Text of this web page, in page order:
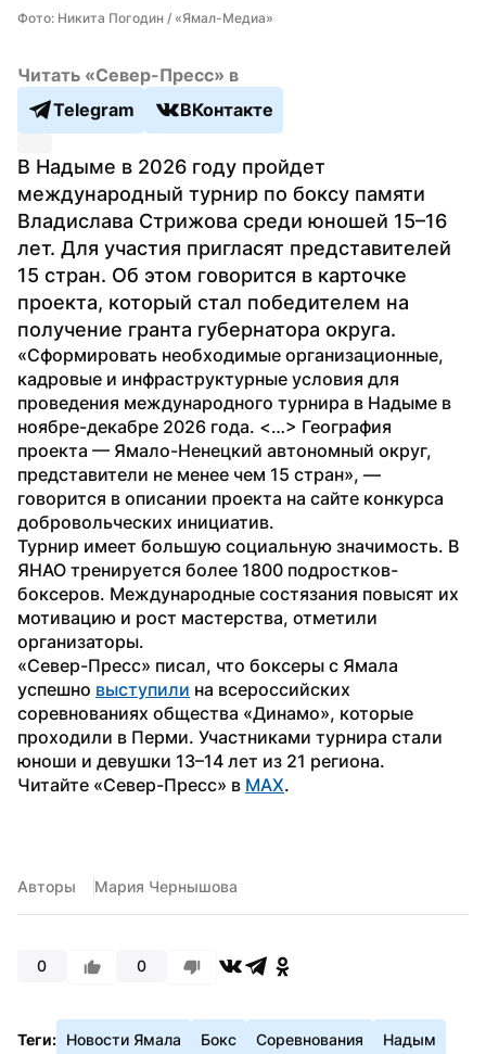
Фото: Никита Погодин / «Ямал-Медиа»
Читать «Север-Пресс» в
Telegram
ВКонтакте
В Надыме в 2026 году пройдет
международный турнир по боксу памяти
Владислава Стрижова среди юношей 15–16
лет. Для участия пригласят представителей
15 стран. Об этом говорится в карточке
проекта, который стал победителем на
получение гранта губернатора округа.
«Сформировать необходимые организационные,
кадровые и инфраструктурные условия для
проведения международного турнира в Надыме в
ноябре-декабре 2026 года. <…> География
проекта — Ямало-Ненецкий автономный округ,
представители не менее чем 15 стран», —
говорится в описании проекта на сайте конкурса
добровольческих инициатив.
Турнир имеет большую социальную значимость. В
ЯНАО тренируется более 1800 подростков-
боксеров. Международные состязания повысят их
мотивацию и рост мастерства, отметили
организаторы.
«Север-Пресс» писал, что боксеры с Ямала
успешно выступили на всероссийских
соревнованиях общества «Динамо», которые
проходили в Перми. Участниками турнира стали
юноши и девушки 13–14 лет из 21 региона.
Читайте «Север-Пресс» в MAX.
Авторы Мария Чернышова
0 0
Теги: Новости Ямала Бокс Соревнования Надым